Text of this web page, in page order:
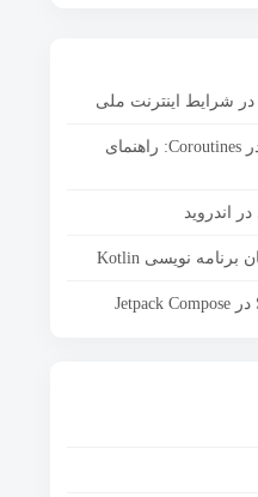
در شرایط اینترنت ملی
مدیریت Race Condition در Coroutines: راهنمای
اندروید